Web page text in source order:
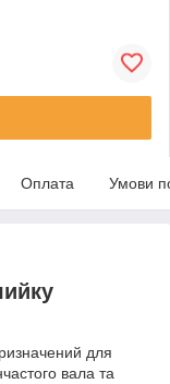
Оплата Умови
для
вала та